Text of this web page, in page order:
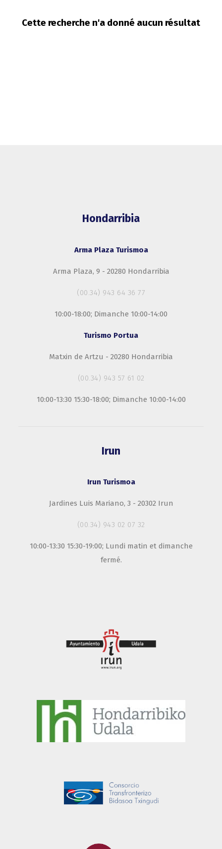
Cette recherche n'a donné aucun résultat
Hondarribia
Arma Plaza Turismoa
Arma Plaza, 9 - 20280 Hondarribia
(00.34) 943 64 36 77
10:00-18:00; Dimanche 10:00-14:00
Turismo Portua
Matxin de Artzu - 20280 Hondarribia
(00.34) 943 57 61 02
10:00-13:30 15:30-18:00; Dimanche 10:00-14:00
Irun
Irun Turismoa
Jardines Luis Mariano, 3 - 20302 Irun
(00.34) 943 02 07 32
10:00-13:30 15:30-19:00; Lundi matin et dimanche
fermé.